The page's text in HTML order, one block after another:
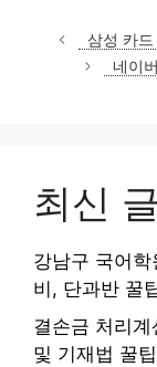
삼성 카
네이
최신 글
강남구 국어
비, 단과반 꿀
결손금 처리
및 기재법 꿀